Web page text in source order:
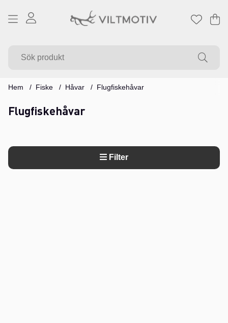
.
Hem Fiske Håvar Flugfiskehåvar
Flugfiskehåvar
Filter